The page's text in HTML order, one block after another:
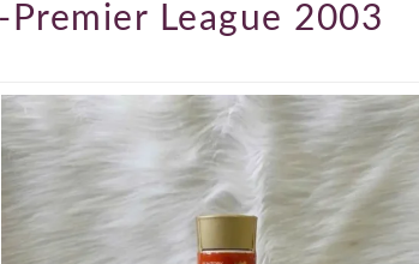
Premier League 2003